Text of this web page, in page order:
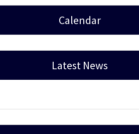
Calendar
Latest News